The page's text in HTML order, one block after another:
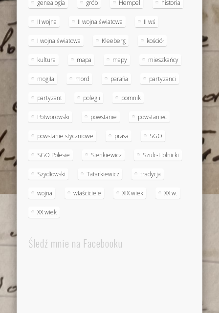
genealogia grób Hempel historia
II wojna II wojna światowa II wś
I wojna światowa Kleeberg kościół
kultura mapa mapy mieszkańcy
mogiła mord parafia partyzanci
partyzant polegli pomnik
Potworowski powstanie powstaniec
powstanie styczniowe prasa SGO
SGO Polesie Sienkiewicz Szulc-Holnicki
Szydłowski Tatarkiewicz tradycja
wojna właściciele XIX wiek XX w.
XX wiek
Śledź mnie na Facebooku